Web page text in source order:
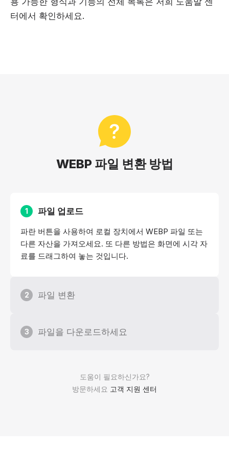
터 에서 확인하세요.
WEBP 파일 변환 방법
도움이 필요하신가요?
방문하세요 고객 지원 센터
1 파일 업로드
파란 버튼을 사용하여 로컬 장치에서 WEBP 파일 또는
다른 자산을 가져오세요. 또 다른 방법은 화면에 시각 자
료를 드래그하여 놓는 것입니다.
2 파일 변환
3 파일을 다운로드하세요